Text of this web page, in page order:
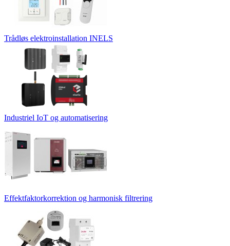
Trådløs elektroinstallation INELS
Industriel IoT og automatisering
Effektfaktorkorrektion og harmonisk filtrering